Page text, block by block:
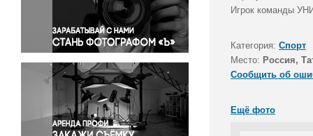
Правосудие
Происшествия и конфликты
Религия
Светская жизнь
Спорт
Экология
Экономика и бизнес
Игрок команды
Категория: Спорт
Место: Россия,
Сообщить об
Ещё фото